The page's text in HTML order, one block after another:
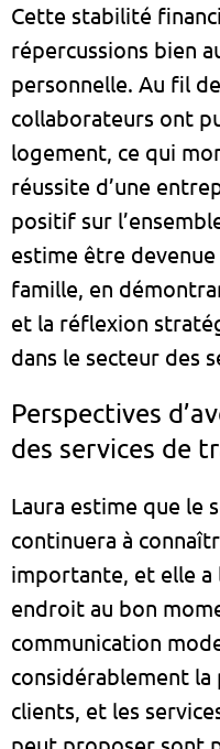
Cette stabilité
répercussions bien
personnelle. Au fil
collaborateurs ont
logement, ce qui
réussite d’une
positif sur
estime être
famille, en
et la réflexion
dans le secteur des
Perspectives
des services de
Laura estime que le
continuera à
importante, et elle a
endroit au bon
communication
considérablement la
clients, et les